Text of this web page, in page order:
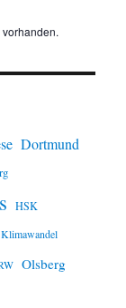
Dortmund
HSK
Klimawandel
Olsberg